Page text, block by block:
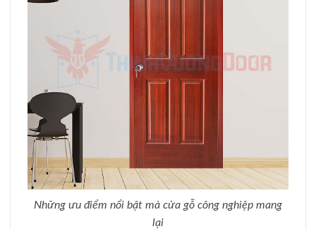
Những ưu điểm nổi bật mà cửa gỗ công nghiệp mang
lại